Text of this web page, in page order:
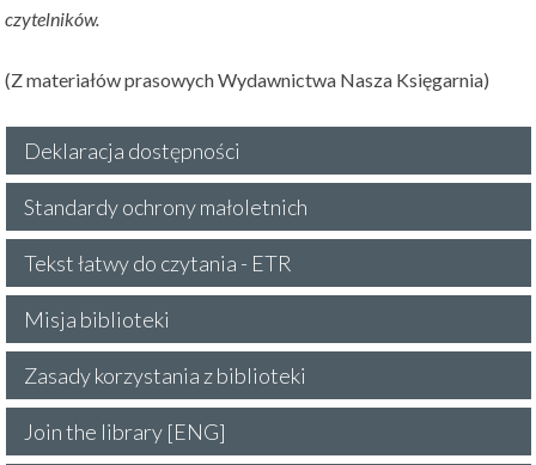
czytelników.
(Z materiałów prasowych Wydawnictwa Nasza Księgarnia)
Deklaracja dostępności
Standardy ochrony małoletnich
Tekst łatwy do czytania - ETR
Misja biblioteki
Zasady korzystania z biblioteki
Join the library [ENG]